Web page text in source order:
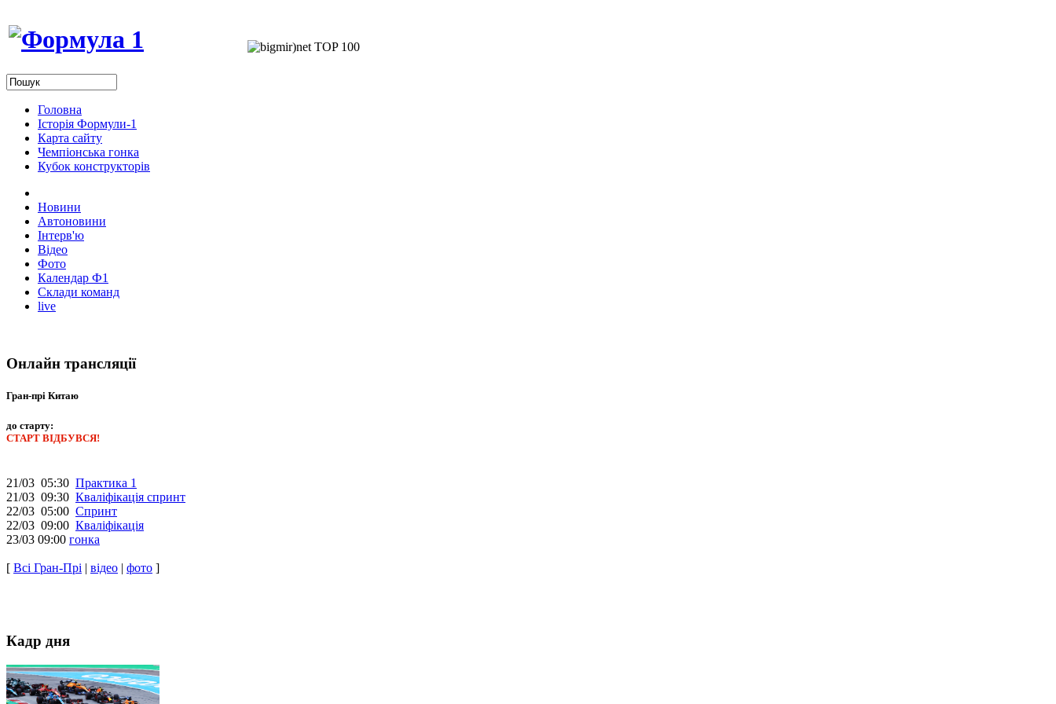
Головна
Історія Формули-1
Карта сайту
Чемпіонська гонка
Кубок конструкторів
Новини
Автоновини
Інтерв'ю
Відео
Фото
Календар Ф1
Склади команд
live
Онлайн трансляції
Гран-прі Китаю
до старту:
СТАРТ ВІДБУВСЯ!
21/03 05:30 Практика 1
21/03 09:30 Кваліфікація спринт
22/03 05:00 Спринт
22/03 09:00 Кваліфікація
23/03 09:00 гонка
[ Всі Гран-Прі | відео | фото ]
Кадр дня